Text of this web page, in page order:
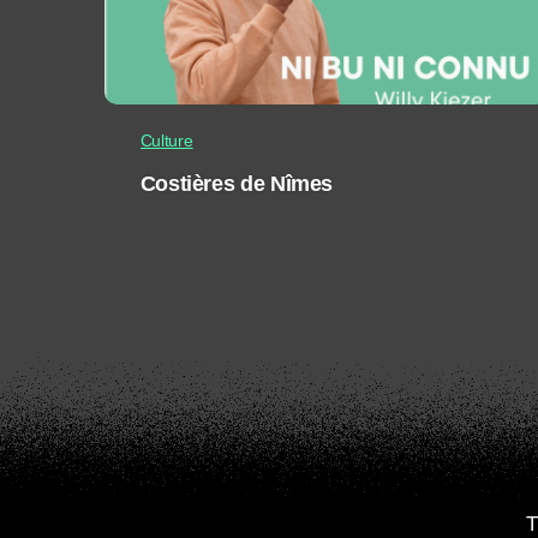
Culture
Costières de Nîmes